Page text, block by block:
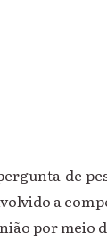
de
a
por meio